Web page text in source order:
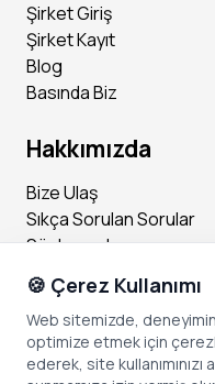
Şirket Giriş
Şirket Kayıt
Blog
Basında Biz
Hakkımızda
Bize Ulaş
Sıkça Sorulan Sorular
Sözleşmeler
Sosyal Medya
Instagram
Facebook
🍪 Çerez Kullanımı
Web sitemizde,
optimize etmek için
ederek, site